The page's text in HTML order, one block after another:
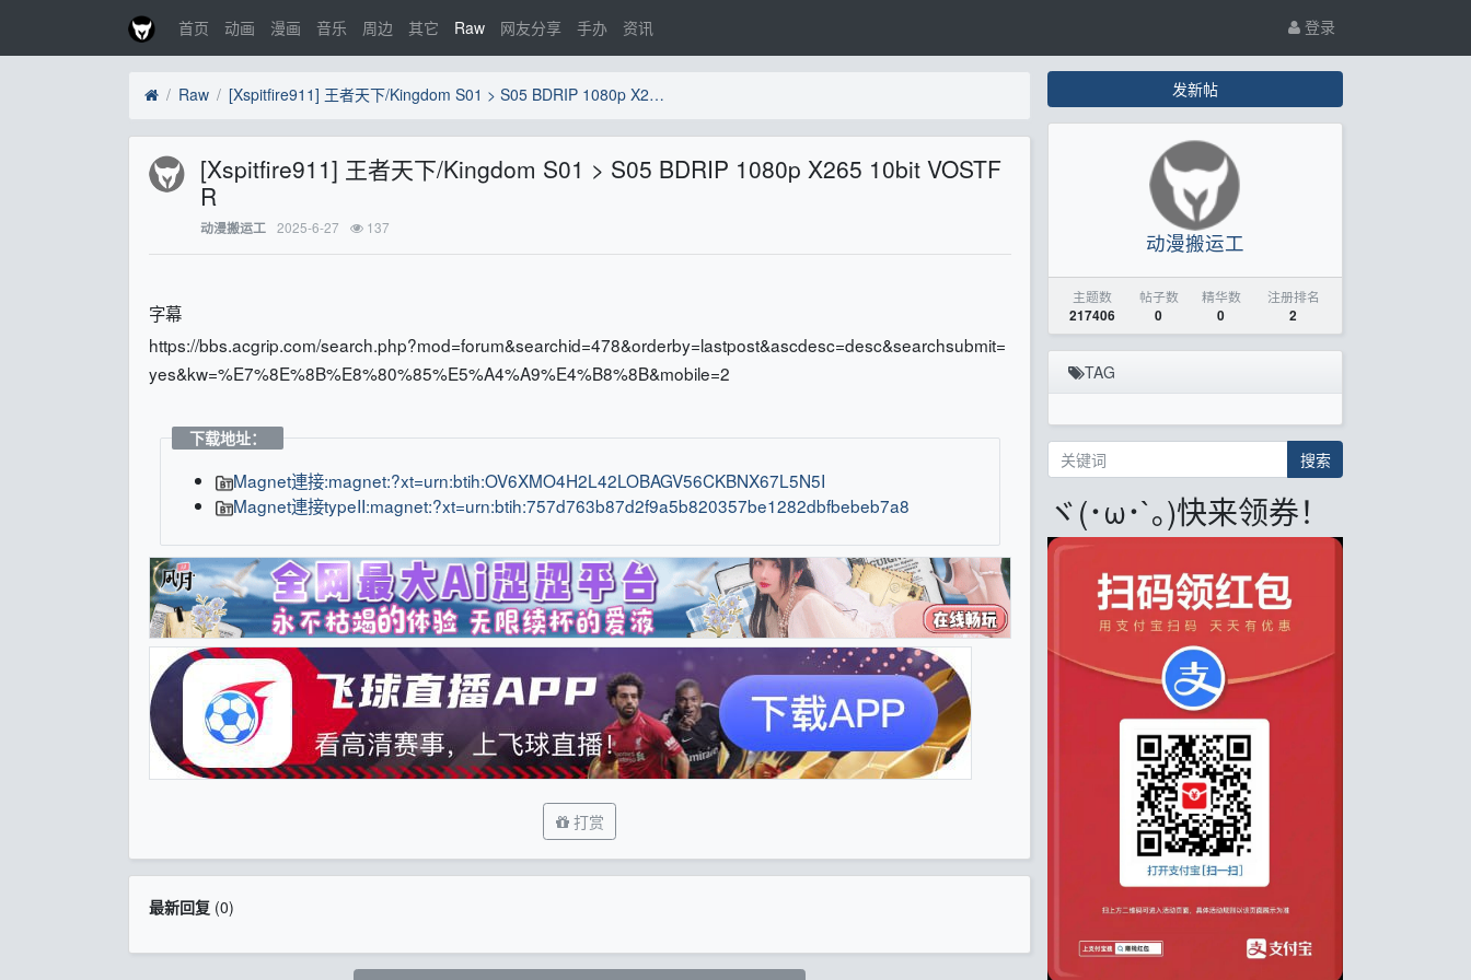
首页 动画 漫画 音乐 周边 其它 Raw 网友分享 手办 资讯 登录
Raw [Xspitfire911] 王者天下/Kingdom S01 > S05 BDRIP 1080p X265 10bit VOSTFR
[Xspitfire911] 王者天下/Kingdom S01 > S05 BDRIP 1080p X265 10bit VOSTF
R
动漫搬运工 2025-6-27 137
字幕
https://bbs.acgrip.com/search.php?mod=forum&searchid=478&orderby=lastpost&ascdesc=desc&searchsubmit=
yes&kw=%E7%8E%8B%E8%80%85%E5%A4%A9%E4%B8%8B&mobile=2
下载地址：
Magnet連接:magnet:?xt=urn:btih:OV6XMO4H2L42LOBAGV56CKBNX67L5N5I
Magnet連接typeII:magnet:?xt=urn:btih:757d763b87d2f9a5b820357be1282dbfbebeb7a8
打赏
最新回复(0)
发新帖
动漫搬运工
主题数
217406
帖子数
0
精华数
0
注册排名
2
TAG
搜索
ヾ(･ω･`｡)快来领券！